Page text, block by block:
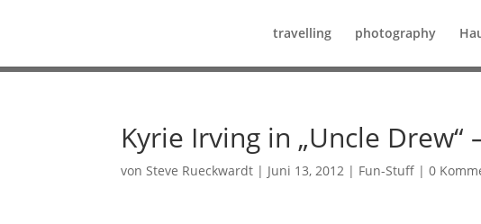
travelling photography
Kyrie Irving in „Uncle
vonSteve Rueckwardt | Juni 13, 2012 | Fun-Stuff |0